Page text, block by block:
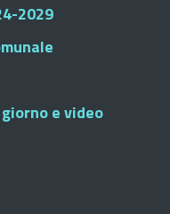
2029
e video